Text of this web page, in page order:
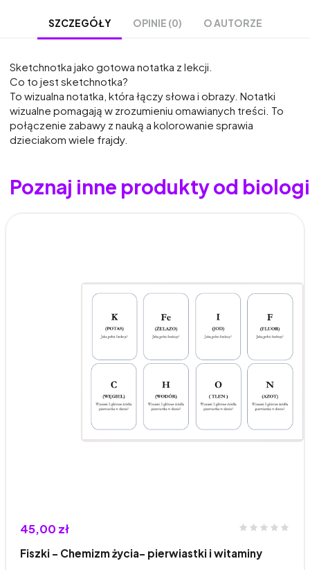
SZCZEGÓŁY OPINIE (0) O AUTORZE
Sketchnotka jako gotowa notatka z lekcji.
Co to jest sketchnotka?
To wizualna notatka, która łączy słowa i obrazy. Notatki
wizualne pomagają w zrozumieniu omawianych treści. To
połączenie zabawy z nauką a kolorowanie sprawia
dzieciakom wiele frajdy.
Poznaj inne produkty od
45,00 zł
Fiszki - Chemizm życia- pierwiastki i witaminy